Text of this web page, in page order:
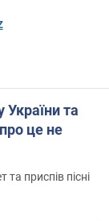
України та
це не
приспів пісні